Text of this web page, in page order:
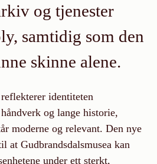
og tjenester
samtidig som den
skinne alene.
identiteten
og lange historie,
moderne og relevant. Den nye
at Gudbrandsdalsmusea kan
under ett sterkt,